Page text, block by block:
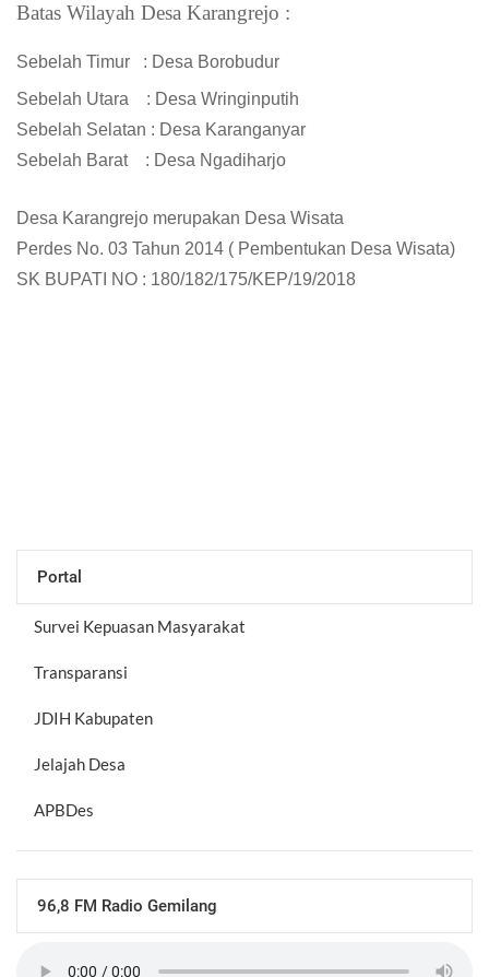
Batas Wilayah Desa Karangrejo :
Sebelah Timur : Desa Borobudur
Sebelah Utara : Desa Wringinputih
Sebelah Selatan : Desa Karanganyar
Sebelah Barat : Desa Ngadiharjo
Desa Karangrejo merupakan Desa Wisata
Perdes No. 03 Tahun 2014 ( Pembentukan Desa Wisata)
SK BUPATI NO : 180/182/175/KEP/19/2018
Portal
Survei Kepuasan Masyarakat
Transparansi
JDIH Kabupaten
Jelajah Desa
APBDes
96,8 FM Radio Gemilang